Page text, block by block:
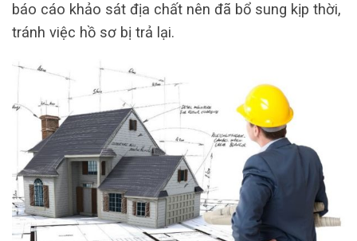
báo cáo khảo sát địa chất nên đã bổ sung kịp thời,
tránh việc hồ sơ bị trả lại.